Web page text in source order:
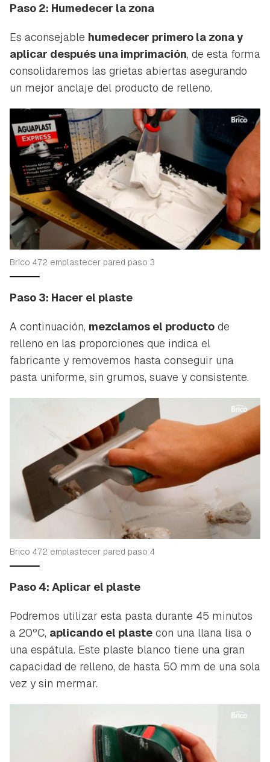
Paso 2: Humedecer la zona
Es aconsejable humedecer primero la zona y
aplicar después una imprimación, de esta forma
consolidaremos las grietas abiertas asegurando
un mejor anclaje del producto de relleno.
Brico 472 emplastecer pared paso 3
Paso 3: Hacer el plaste
A continuación, mezclamos el producto de
relleno en las proporciones que indica el
fabricante y removemos hasta conseguir una
pasta uniforme, sin grumos, suave y consistente.
Brico 472 emplastecer pared paso 4
Paso 4: Aplicar el plaste
Podremos utilizar esta pasta durante 45 minutos
a 20ºC, aplicando el plaste con una llana lisa o
una espátula. Este plaste blanco tiene una gran
capacidad de relleno, de hasta 50 mm de una sola
vez y sin mermar.